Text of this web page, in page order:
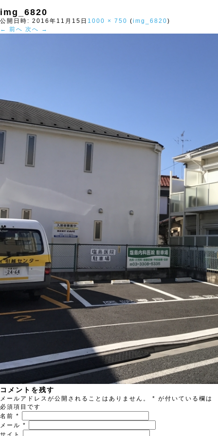
img_6820
公開日時: 2016年11月15日 1000 × 750 (img_6820)
← 前へ 次へ →
コメントを残す
メールアドレスが公開されることはありません。 * が付いている欄は
必須項目です
名前 *
メール *
サイト